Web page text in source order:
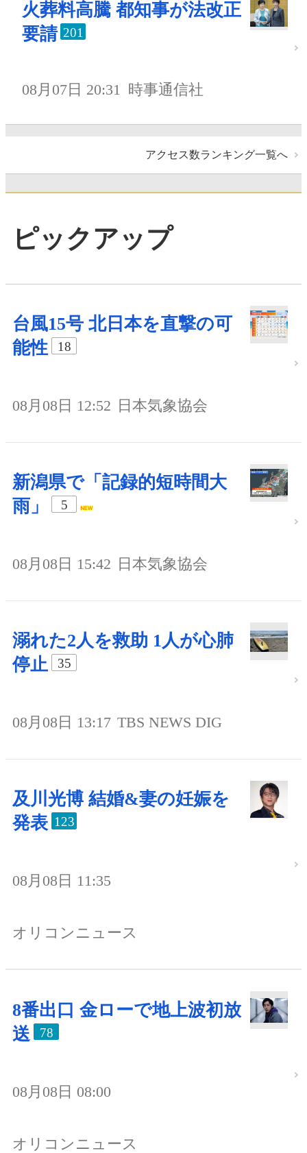
火葬料高騰 都知事が法改正
要請 201
08月07日 20:31 時事通信社
アクセス数ランキング一覧へ
ピックアップ
台風15号 北日本を直撃の可
能性
18
08月08日 12:52 日本気象協会
新潟県で「記録的短時間大
雨」
5
08月08日 15:42 日本気象協会
溺れた2人を救助 1人が心肺
停止
35
08月08日 13:17 TBS NEWS DIG
及川光博 結婚&妻の妊娠を
発表 123
08月08日 11:35
オリコンニュース
8番出口 金ローで地上波初放
送
78
08月08日 08:00
オリコンニュース